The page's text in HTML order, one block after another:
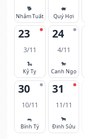
🐕
Nhâm Tuất
🐖
Quý Hợi
23
3/11
🐍
Kỷ Tỵ
24
4/11
🐎
Canh Ngọ
30
10/11
🐀
Bính Tý
31
11/11
🐂
Đinh Sửu